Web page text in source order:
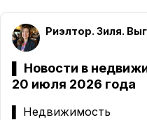
▌ Новости в
20 июля 2026 года
▌ Недвижимость